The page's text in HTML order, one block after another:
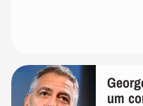
um